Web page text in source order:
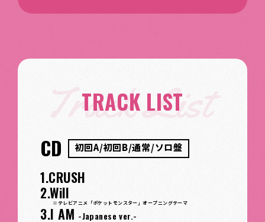
TRACK LIST
CD 初回A/初回B/通常/ソロ盤
1.CRUSH
2.Will
※テレビアニメ「ポケットモンスター」オープニングテーマ
3.I AM -Japanese ver.-